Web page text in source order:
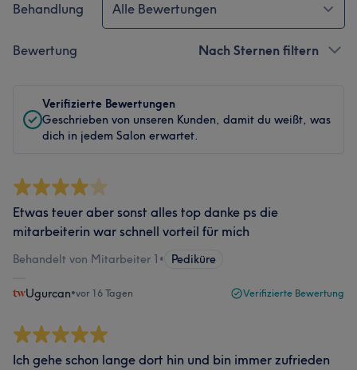
Behandlung Alle Bewertungen
Bewertung Nach Sternen filtern
Verifizierte Bewertungen
Geschrieben von unseren Kunden, damit du weißt, was
dich in jedem Salon erwartet.
Etwas teuer aber sonst alles top danke ps die
mitarbeiterin war schnell vorteil für mich
Behandelt von Mitarbeiter 1 • Pediküre
Ugurcan•vor 16 Tagen Verifizierte Bewertung
Ich gehe schon lange dort hin und bin immer zufrieden